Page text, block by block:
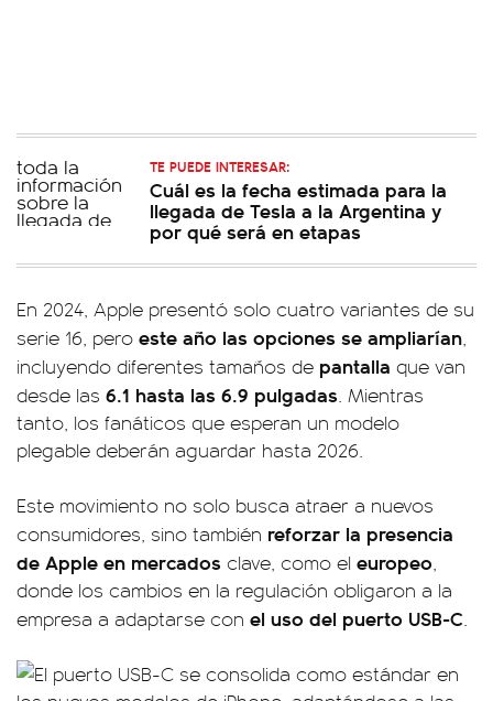
TE PUEDE INTERESAR:
Cuál es la fecha estimada para la
llegada de Tesla a la Argentina y
por qué será en etapas
En 2024, Apple presentó solo cuatro variantes de su
serie 16, pero este año las opciones se ampliarían,
incluyendo diferentes tamaños de pantalla que van
desde las 6.1 hasta las 6.9 pulgadas. Mientras
tanto, los fanáticos que esperan un modelo
plegable deberán aguardar hasta 2026.
Este movimiento no solo busca atraer a nuevos
consumidores, sino también reforzar la presencia
de Apple en mercados clave, como el europeo,
donde los cambios en la regulación obligaron a la
empresa a adaptarse con el uso del puerto USB-C.